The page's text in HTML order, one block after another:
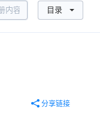
目录
分享链接